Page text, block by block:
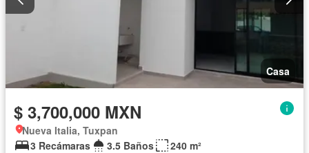
Casa
$ 3,700,000 MXN
Nueva Italia, Tuxpan
3 Recámaras
3.5 Baños
240 m²